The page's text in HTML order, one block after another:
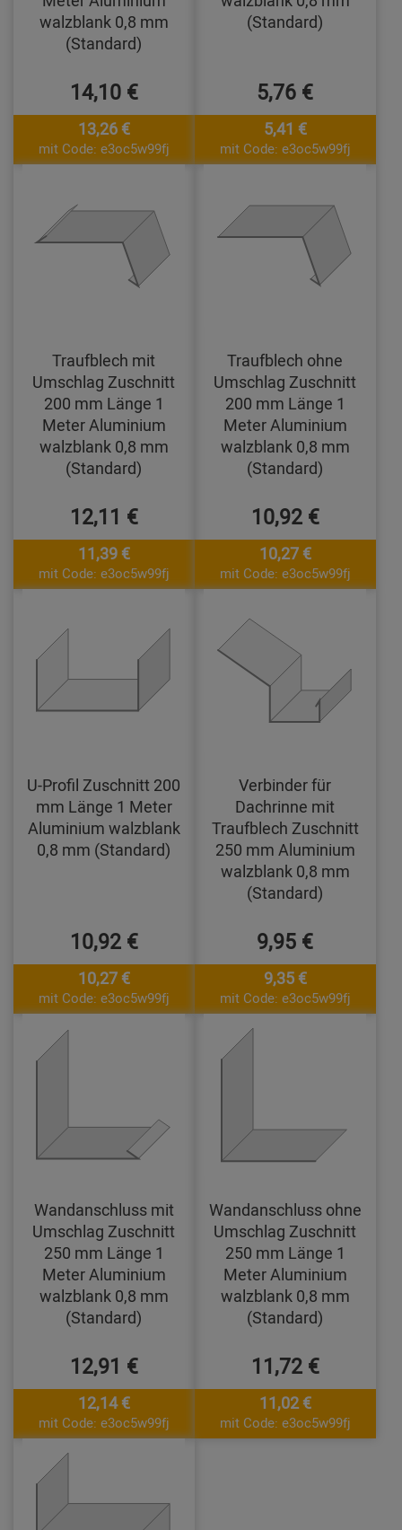
walzblank 0,8 mm
(Standard)
14,10 €
13,26 €
mit Code: e3oc5w99fj
(Standard)
5,76 €
5,41 €
mit Code: e3oc5w99fj
Traufblech mit
Umschlag Zuschnitt
200 mm Länge 1
Meter Aluminium
walzblank 0,8 mm
(Standard)
12,11 €
11,39 €
mit Code: e3oc5w99fj
Traufblech ohne
Umschlag Zuschnitt
200 mm Länge 1
Meter Aluminium
walzblank 0,8 mm
(Standard)
10,92 €
10,27 €
mit Code: e3oc5w99fj
U-Profil Zuschnitt 200
mm Länge 1 Meter
Aluminium walzblank
0,8 mm (Standard)
10,92 €
10,27 €
mit Code: e3oc5w99fj
Verbinder für
Dachrinne mit
Traufblech Zuschnitt
250 mm Aluminium
walzblank 0,8 mm
(Standard)
9,95 €
9,35 €
mit Code: e3oc5w99fj
Wandanschluss mit
Umschlag Zuschnitt
250 mm Länge 1
Meter Aluminium
walzblank 0,8 mm
(Standard)
12,91 €
12,14 €
mit Code: e3oc5w99fj
Wandanschluss ohne
Umschlag Zuschnitt
250 mm Länge 1
Meter Aluminium
walzblank 0,8 mm
(Standard)
11,72 €
11,02 €
mit Code: e3oc5w99fj